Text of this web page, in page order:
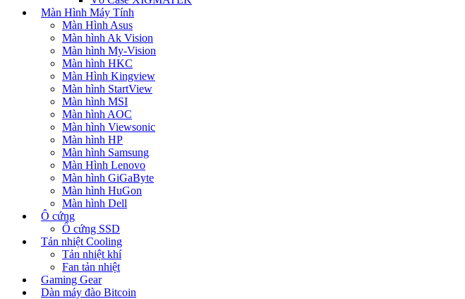
Màn Hình Máy Tính
Màn Hình Asus
Màn hình Ak Vision
Màn hình My-Vision
Màn hình HKC
Màn Hình Kingview
Màn hình StartView
Màn hình MSI
Màn hình AOC
Màn hình Viewsonic
Màn hình HP
Màn hình Samsung
Màn Hình Lenovo
Màn hình GiGaByte
Màn hình HuGon
Màn hình Dell
Ô cứng
Ổ cứng SSD
Tản nhiệt Cooling
Tản nhiệt khí
Fan tản nhiệt
Gaming Gear
Dàn máy đào Bitcoin